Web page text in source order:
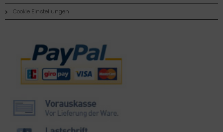
Cookie Einstellungen
Zahlungsmethoden